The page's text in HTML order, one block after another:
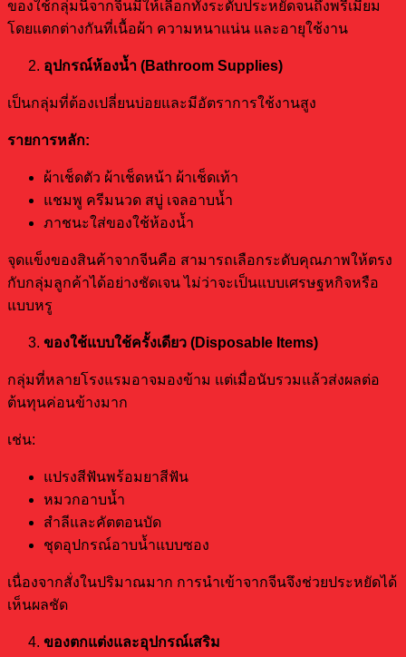
ของใช้กลุ่มนี้จากจีนมีให้เลือกทั้งระดับประหยัดจนถึงพรีเมียม
โดยแตกต่างกันที่เนื้อผ้า ความหนาแน่น และอายุใช้งาน
อุปกรณ์ห้องน้ำ (Bathroom Supplies)
เป็นกลุ่มที่ต้องเปลี่ยนบ่อยและมีอัตราการใช้งานสูง
รายการหลัก:
ผ้าเช็ดตัว ผ้าเช็ดหน้า ผ้าเช็ดเท้า
แชมพู ครีมนวด สบู่ เจลอาบน้ำ
ภาชนะใส่ของใช้ห้องน้ำ
จุดแข็งของสินค้าจากจีนคือ สามารถเลือกระดับคุณภาพให้ตรง
กับกลุ่มลูกค้าได้อย่างชัดเจน ไม่ว่าจะเป็นแบบเศรษฐหกิจหรือ
แบบหรู
ของใช้แบบใช้ครั้งเดียว (Disposable Items)
กลุ่มที่หลายโรงแรมอาจมองข้าม แต่เมื่อนับรวมแล้วส่งผลต่อ
ต้นทุนค่อนข้างมาก
เช่น:
แปรงสีฟันพร้อมยาสีฟัน
หมวกอาบน้ำ
สำลีและคัตตอนบัด
ชุดอุปกรณ์อาบน้ำแบบซอง
เนื่องจากสั่งในปริมาณมาก การนำเข้าจากจีนจึงช่วยประหยัดได้
เห็นผลชัด
ของตกแต่งและอุปกรณ์เสริม